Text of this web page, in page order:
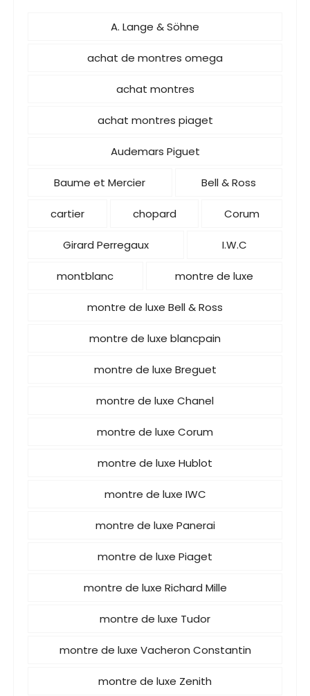
A. Lange & Söhne
achat de montres omega
achat montres
achat montres piaget
Audemars Piguet
Baume et Mercier Bell & Ross
cartier chopard Corum
Girard Perregaux I.W.C
montblanc montre de luxe
montre de luxe Bell & Ross
montre de luxe blancpain
montre de luxe Breguet
montre de luxe Chanel
montre de luxe Corum
montre de luxe Hublot
montre de luxe IWC
montre de luxe Panerai
montre de luxe Piaget
montre de luxe Richard Mille
montre de luxe Tudor
montre de luxe Vacheron Constantin
montre de luxe Zenith